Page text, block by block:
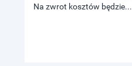
Na zwrot kosztów będzie...